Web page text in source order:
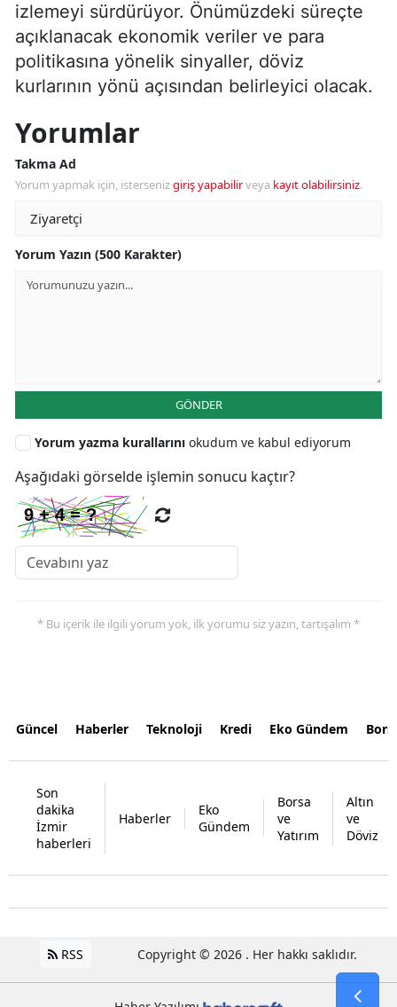
izlemeyi sürdürüyor. Önümüzdeki süreçte
açıklanacak ekonomik veriler ve para
politikasına yönelik sinyaller, döviz
kurlarının yönü açısından belirleyici olacak.
Yorumlar
Takma Ad
Yorum yapmak için, istersenizgiriş yapabilirveya kayıt olabilirsiniz.
Yorum Yazın (500 Karakter)
GÖNDER
Yorum yazma kurallarını okudum ve kabul ediyorum
Aşağıdaki görselde işlemin sonucu kaçtır?
* Bu içerik ile ilgili yorum yok, ilk yorumu siz yazın, tartışalım *
Güncel Haberler Teknoloji Kredi Eko Gündem
Son
dakika
İzmir
haberleri
Haberler
Eko
Gündem
Borsa
ve
Yatırım
Altın
ve
Döviz
RSS Copyright © 2026 . Her hakkı saklıdır.